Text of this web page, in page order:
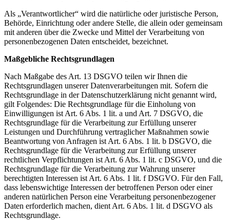
Als „Verantwortlicher“ wird die natürliche oder juristische Person,
Behörde, Einrichtung oder andere Stelle, die allein oder gemeinsam
mit anderen über die Zwecke und Mittel der Verarbeitung von
personenbezogenen Daten entscheidet, bezeichnet.
Maßgebliche Rechtsgrundlagen
Nach Maßgabe des Art. 13 DSGVO teilen wir Ihnen die
Rechtsgrundlagen unserer Datenverarbeitungen mit. Sofern die
Rechtsgrundlage in der Datenschutzerklärung nicht genannt wird,
gilt Folgendes: Die Rechtsgrundlage für die Einholung von
Einwilligungen ist Art. 6 Abs. 1 lit. a und Art. 7 DSGVO, die
Rechtsgrundlage für die Verarbeitung zur Erfüllung unserer
Leistungen und Durchführung vertraglicher Maßnahmen sowie
Beantwortung von Anfragen ist Art. 6 Abs. 1 lit. b DSGVO, die
Rechtsgrundlage für die Verarbeitung zur Erfüllung unserer
rechtlichen Verpflichtungen ist Art. 6 Abs. 1 lit. c DSGVO, und die
Rechtsgrundlage für die Verarbeitung zur Wahrung unserer
berechtigten Interessen ist Art. 6 Abs. 1 lit. f DSGVO. Für den Fall,
dass lebenswichtige Interessen der betroffenen Person oder einer
anderen natürlichen Person eine Verarbeitung personenbezogener
Daten erforderlich machen, dient Art. 6 Abs. 1 lit. d DSGVO als
Rechtsgrundlage.